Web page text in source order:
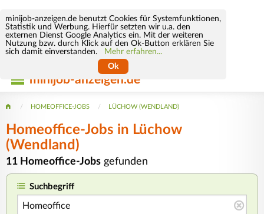
minijob-anzeigen.de benutzt Cookies für Systemfunktionen,
Statistik und Werbung. Hierfür setzten wir u.a. den
externen Dienst Google Analytics ein. Mit der weiteren
Nutzung bzw. durch Klick auf den Ok-Button erklären Sie
sich damit einverstanden.
Mehr erfahren...
Ok
minijob-anzeigen.de
HOMEOFFICE-JOBS LÜCHOW (WENDLAND)
Homeoffice-Jobs in Lüchow
(Wendland)
11 Homeoffice-Jobs gefunden
Suchbegriff